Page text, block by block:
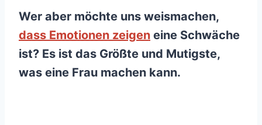
Wer aber möchte uns weismachen,
dass Emotionen zeigen eine Schwäche
ist? Es ist das Größte und Mutigste,
was eine Frau machen kann.